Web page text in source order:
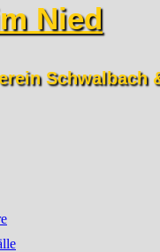
Nied
Schwalbach